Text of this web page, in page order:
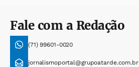
Fale com a Redação
(71) 99601-0020
jornalismoportal@grupoatarde.com.br